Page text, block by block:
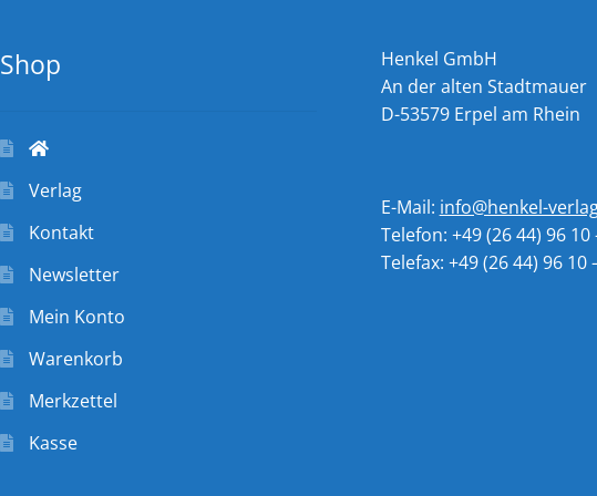
Shop
Verlag
Kontakt
Newsletter
Mein Konto
Warenkorb
Merkzettel
Kasse
Henkel GmbH
An der alten Stadtmauer
D-53579 Erpel am Rhein
E-Mail: info@henkel-
Telefon: +49 (26 44) 96 10
Telefax: +49 (26 44) 96 10